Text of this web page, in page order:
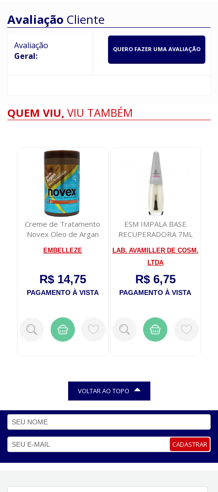
Avaliação Cliente
Avaliação
Geral:
QUERO FAZER UMA AVALIAÇÃO
QUEM VIU, VIU TAMBÉM
Creme de Tratamento
Novex Oleo de Argan
EMBELLEZE
R$ 14,75
PAGAMENTO À VISTA
ESM IMPALA BASE
RECUPERADORA 7ML
LAB. AVAMILLER DE COSM.
LTDA
R$ 6,75
PAGAMENTO À VISTA
VOLTAR AO TOPO
CADASTRAR